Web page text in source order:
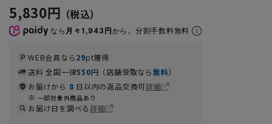
5,830円
なら 月々1,943円から。分割手数料無料
WEB会員なら29pt獲得
送料 全国一律550円（店舗受取なら無料）
お届けから 8 日以内の返品交換可詳細
一部対象外商品あり
お届け日を調べる詳細